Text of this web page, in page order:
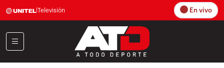
Televisión En vivo